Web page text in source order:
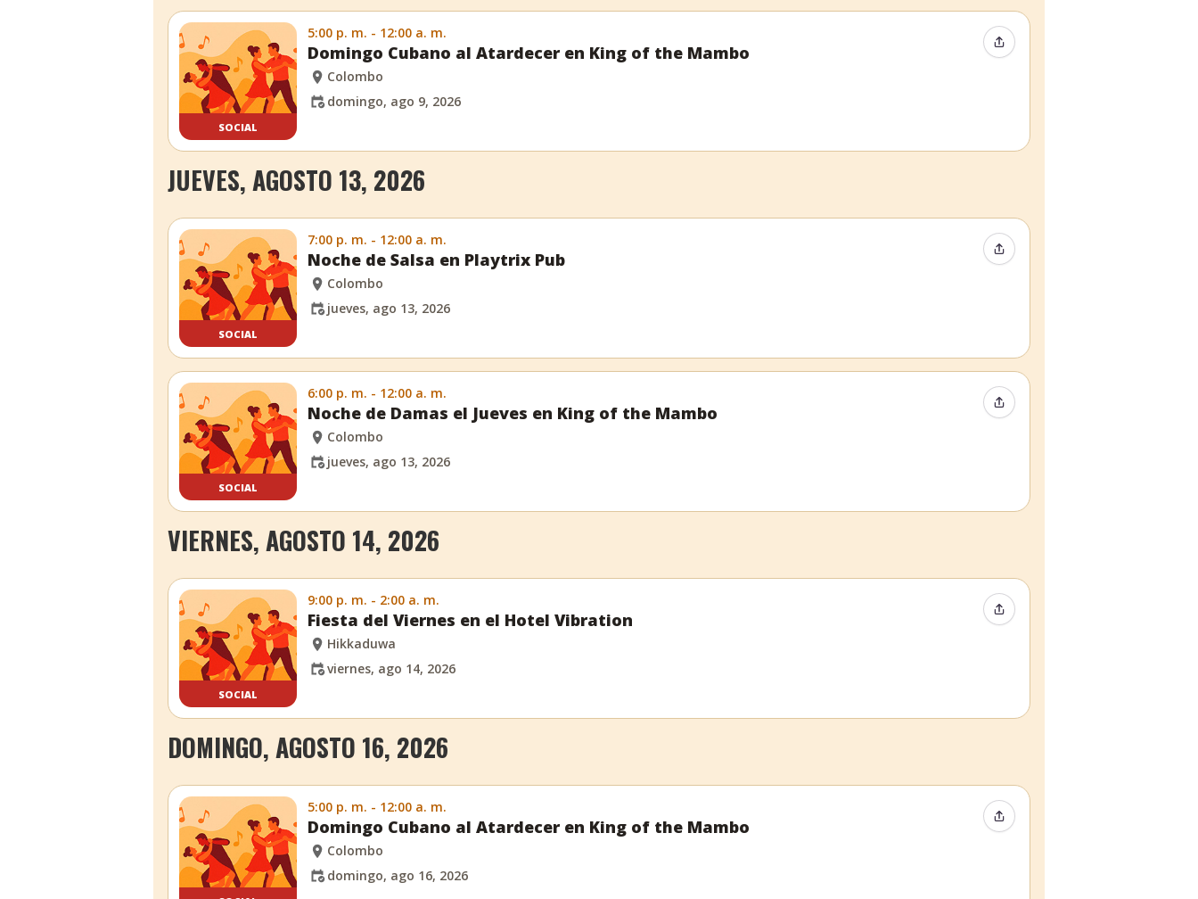
SOCIAL
5:00 p. m. - 12:00 a. m.
Domingo Cubano al Atardecer en King of the Mambo
Colombo
domingo, ago 9, 2026
Compartir evento
JUEVES, AGOSTO 13, 2026
SOCIAL
7:00 p. m. - 12:00 a. m.
Noche de Salsa en Playtrix Pub
Colombo
jueves, ago 13, 2026
Compartir evento
SOCIAL
6:00 p. m. - 12:00 a. m.
Noche de Damas el Jueves en King of the Mambo
Colombo
jueves, ago 13, 2026
Compartir evento
VIERNES, AGOSTO 14, 2026
SOCIAL
9:00 p. m. - 2:00 a. m.
Fiesta del Viernes en el Hotel Vibration
Hikkaduwa
viernes, ago 14, 2026
Compartir evento
DOMINGO, AGOSTO 16, 2026
5:00 p. m. - 12:00 a. m.
Domingo Cubano al Atardecer en King of the Mambo
Colombo
domingo, ago 16, 2026
Compartir evento